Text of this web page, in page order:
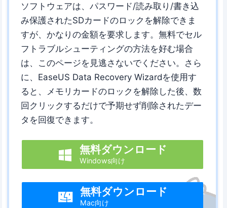
ソフトウェアは、パスワード/読み取り/書き込
み保護されたSDカードのロックを解除できま
すが、かなりの金額を要求します。無料でセル
フトラブルシューティングの方法を好む場合
は、このページを見逃さないでください。さら
に、EaseUS Data Recovery Wizardを使用す
ると、メモリカードのロックを解除した後、数
回クリックするだけで予期せず削除されたデー
タを回復できます。
 無料ダウンロード
Windows向け
 無料ダウンロード
Mac向け